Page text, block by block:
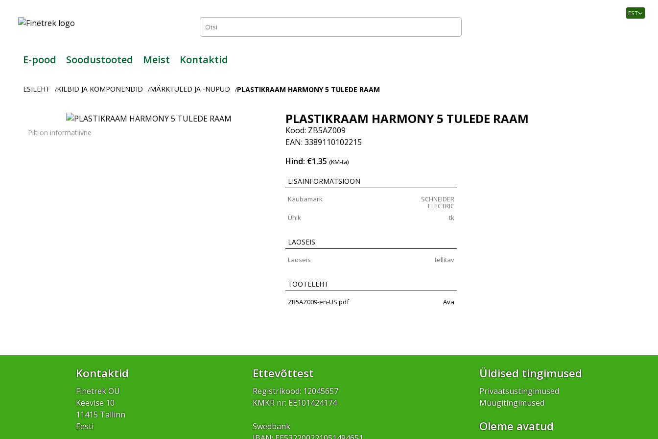
Usaldusväärne
tööstusautomaatika
EST
E-pood Soodustooted Meist Kontaktid
ESILEHT /KILBID JA KOMPONENDID /MÄRKTULED JA -NUPUD /PLASTIKRAAM HARMONY 5 TULEDE RAAM
Pilt on informatiivne
PLASTIKRAAM HARMONY 5 TULEDE RAAM
Kood: ZB5AZ009
EAN: 3389110102215
Hind: €1.35(KM-ta)
LISAINFORMATSIOON
Kaubamärk SCHNEIDER
ELECTRIC
Ühik
tk
LAOSEIS
Laoseis tellitav
TOOTELEHT
ZB5AZ009-en-US.pdf Ava
Kontaktid
Finetrek OÜ
Keevise 10
11415 Tallinn
Eesti
Ettevõttest
Registrikood: 12045657
KMKR nr: EE101424174
Swedbank
Üldised tingimused
Privaatsustingimused
Müügitingimused
Oleme avatud